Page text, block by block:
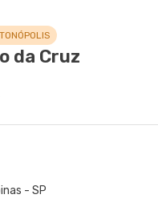
da Cruz
- SP